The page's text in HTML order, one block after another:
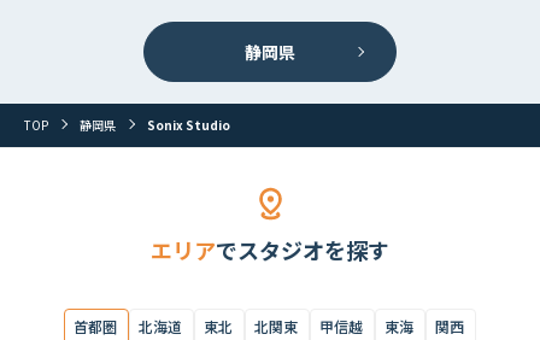
北関東
四国
首都圏すべて 麻布・三田・田町 新宿・四谷・高田馬場 下北沢・笹塚
静岡県
TOP 静岡県 Sonix Studio
エリアでスタジオを探す
首都圏 北海道 東北 北関東 甲信越 東海
関西